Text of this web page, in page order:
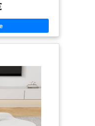
à 2 niveaux : la
d'une étagère
un espace de
vous pouvez
télécommandes
votre salon
antique capture
Le mélange de
fait un excellent
: cette table
en panneaux de
un cadre en
66 livres au
et sa